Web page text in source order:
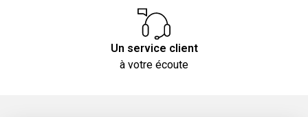
Un service client
à votre écoute